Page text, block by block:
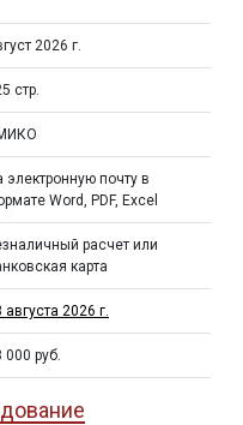
2026 г.
стр.
электронную почту в
Word, PDF, Excel
расчет или
карта
августа 2026 г.
000 руб.